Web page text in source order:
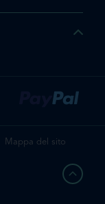
Mappa del sito